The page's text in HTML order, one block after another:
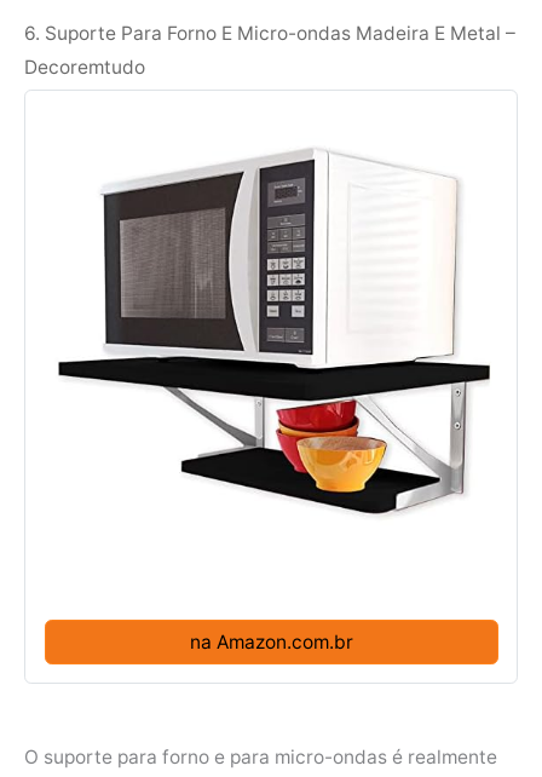
6. Suporte Para Forno E Micro-ondas Madeira E Metal –
Decoremtudo
na Amazon.com.br
O suporte para forno e para micro-ondas é realmente